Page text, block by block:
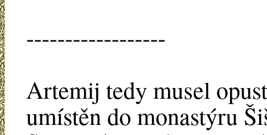
------------------
Artemij tedy musel
umístěn do monastýru